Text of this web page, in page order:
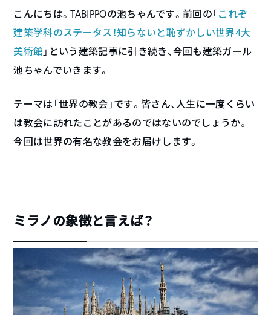
こんにちは。TABIPPOの池ちゃんです。前回の「これぞ
建築学科のステータス！知らないと恥ずかしい世界4大
美術館 」という建築記事に引き続き、今回も建築ガール
池ちゃんでいきます。
テーマは「世界の教会」です。皆さん、人生に一度くらい
は教会に訪れたことがあるのではないのでしょうか。
今回は世界の有名な教会をお届けします。
ミラノの象徴と言えば？